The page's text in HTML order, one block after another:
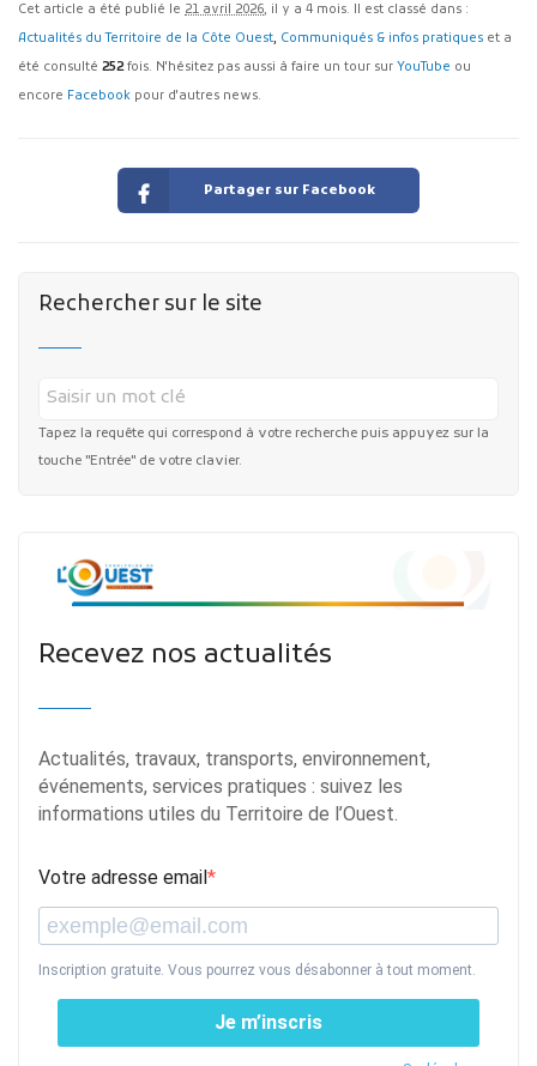
Cet article a été publié le 21 avril 2026, il y a 4 mois. Il est classé dans :
Actualités du Territoire de la Côte Ouest, Communiqués & infos pratiques et a
été consulté 252fois. N'hésitez pas aussi à faire un tour sur YouTube ou
encore Facebook pour d'autres news.
Partager sur Facebook
Rechercher sur le site
Tapez la requête qui correspond à votre recherche puis appuyez sur la
touche "Entrée" de votre clavier.
Recevez nos actualités
Actualités, travaux, transports, environnement,
événements, services pratiques : suivez les
informations utiles du Territoire de l’Ouest.
Votre adresse email
Inscription gratuite. Vous pourrez vous désabonner à tout moment.
Je m’inscris